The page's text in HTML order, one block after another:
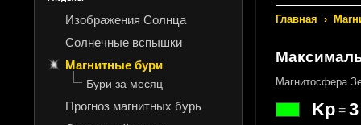
Изображения Солнца
Солнечные вспышки
Магнитные бури
Бури за месяц
Прогноз магнитных бурь
Главная ›
Магнитосфера
Kp= 3